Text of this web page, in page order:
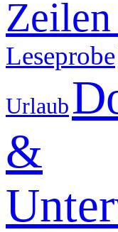
Leseprobe
Urlaub
&